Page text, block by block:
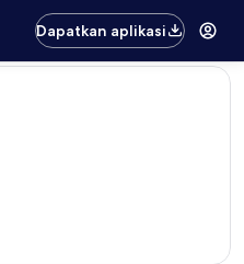
Dapatkan aplikasi